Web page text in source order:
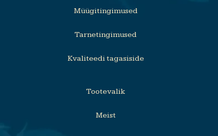
Müügitingimused
Tarnetingimused
Kvaliteedi tagasiside
Tootevalik
Meist